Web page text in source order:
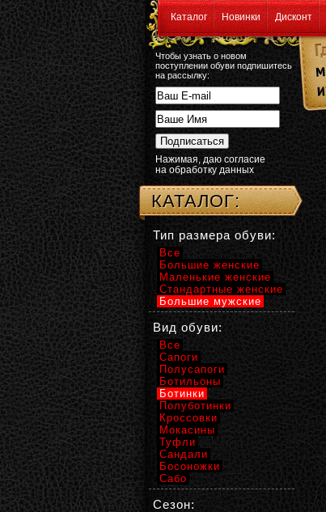
Каталог Новинки Дисконт
Чтобы узнать о новом
поступлении обуви подпишитесь
на рассылку:
Нажимая, даю согласие
на обработку данных
КАТАЛОГ:
Тип размера обуви:
Все
Большие женские
Маленькие женские
Стандартные женские
Большие мужские
Вид обуви:
Все
Сапоги
Полусапоги
Ботильоны
Ботинки
Полуботинки
Кроссовки
Мокасины
Туфли
Сандали
Босоножки
Сабо
Сезон: